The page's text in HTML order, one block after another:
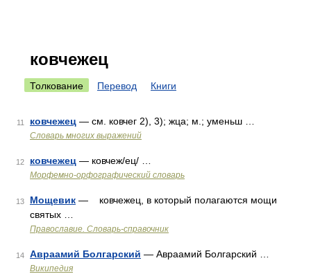
ковчежец
Толкование Перевод Книги
11 ковчежец — см. ковчег 2), 3); жца; м.; уменьш …
Словарь многих выражений
12 ковчежец — ковчеж/ец/ …
Морфемно-орфографический словарь
13 Мощевик — ковчежец, в который полагаются мощи
святых …
Православие. Словарь-справочник
14 Авраамий Болгарский — Авраамий Болгарский …
Википедия